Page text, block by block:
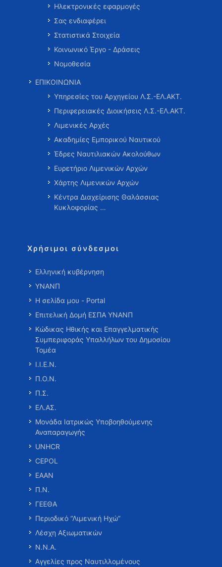
Ηλεκτρονικές εφαρμογές
Σας ενδιαφέρει
Στατιστικά Στοιχεία
Κοινωνικό Έργο - Δράσεις
Νομοθεσία
ΕΠΙΚΟΙΝΩΝΙΑ
Υπηρεσίες του Αρχηγείου Λ.Σ.-ΕΛ.ΑΚΤ.
Περιφερειακές Διοικήσεις Λ.Σ.-ΕΛ.ΑΚΤ.
Λιμενικές Αρχές
Ακαδημίες Εμπορικού Ναυτικού
Έδρες Ναυτιλιακών Ακολούθων
Ευρετήριο Λιμενικών Αρχών
Χάρτης Λιμενικών Αρχών
Κέντρα Διαχείρισης Θαλάσσιας
Κυκλοφορίας …
Χρήσιμοι σύνδεσμοι
Ελληνική κυβέρνηση
ΥΝΑΝΠ
Η σελίδα μου - Portal
Επιτελική Δομή ΕΣΠΑ ΥΝΑΝΠ
Κώδικας Ηθικής και Επαγγελματικής
Συμπεριφοράς Υπαλλήλων του Δημοσίου
Τομέα
Ι.Ι.Ε.Ν.
Π.Ο.Ν.
Π.Σ.
ΕΛ.ΑΣ.
Μονάδα Ιατρικώς Υποβοηθούμενης
Αναπαραγωγής
UNHCR
CEPOL
ΕΑΑΝ
Π.Ν.
ΓΕΕΘΑ
Περιοδικό “Λιμενική Ηχώ”
Λέσχη Αξιωματικών
Ν.Ν.Α.
Αγγελίες προς Ναυτιλλομένους